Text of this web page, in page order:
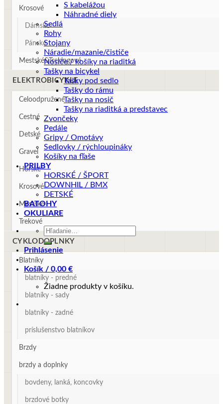
S kabelážou
Náhradné diely
Sedlá
Rohy
Stojany
Náradie/mazanie/čističe
Nosiče / košíky na riaditká
Tašky na bicykel
Tašky pod sedlo
Tašky do rámu
Tašky na nosič
Tašky na riaditká a predstavec
Zvončeky
Pedále
Gripy / Omotávy
Sedlovky / rýchloupináky
Košíky na fľaše
PRILBY
HORSKÉ / ŠPORT
DOWNHIL / BMX
DETSKÉ
BATOHY
OKULIARE
Hľadať:
Prihlásenie
Košík / 0,00 €
Žiadne produkty v košíku.
Krosové
Dámske
Pánske
Mestské&Trekingové
ELEKTROBICYKLE
Celoodpružené
Cestné
Detské
Gravel
Horské
Krosové
Mestské
Trekové
CYKLODOPLNKY
Blatníky
blatníky - predné
blatníky - sady
blatníky - zadné
príslušenstvo blatníkov
Brzdy
brzdy a doplnky
bovdeny, lanká, koncovky
brzdové botky